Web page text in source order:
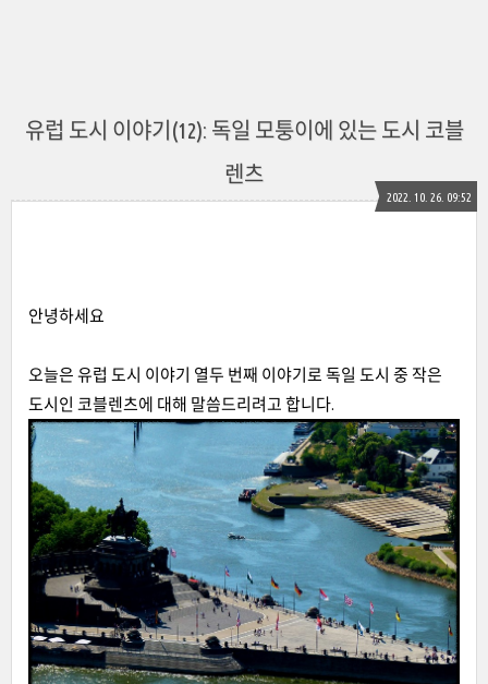
유럽 도시 이야기(12): 독일 모퉁이에 있는 도시 코블
렌츠
2022. 10. 26. 09:52
안녕하세요
오늘은 유럽 도시 이야기 열두 번째 이야기로 독일 도시 중 작은
도시인 코블렌츠에 대해 말씀드리려고 합니다.